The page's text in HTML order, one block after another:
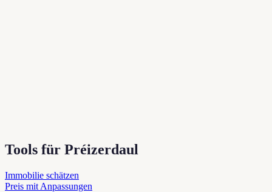
Tools für Préizerdaul
Immobilie schätzen
Preis mit Anpassungen